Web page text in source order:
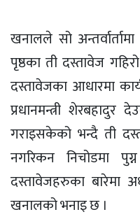
खनालले सो
पृष्ठका ती दस्तावेज
दस्तावेजका आधारमा
प्रधानमन्त्री
गराइसकेको भन्दै ती
नगरिकन निचोडमा
दस्तावेजहरुका बारेमा
खनालको भनाइ छ ।